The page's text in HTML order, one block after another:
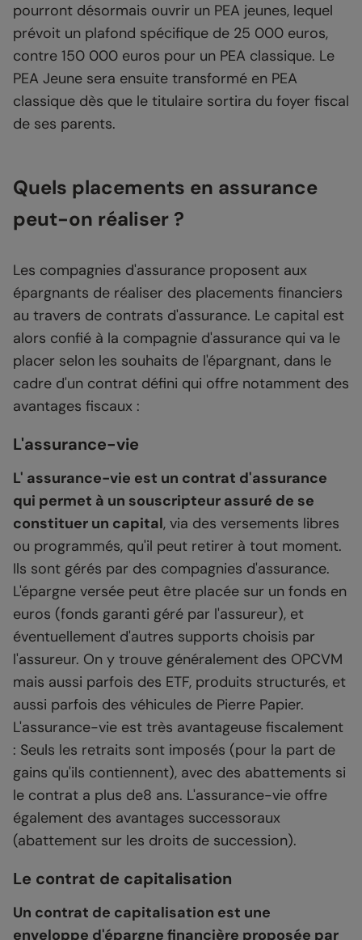
pourront désormais ouvrir un PEA jeunes, lequel
prévoit un plafond spécifique de 25 000 euros,
contre 150 000 euros pour un PEA classique. Le
PEA Jeune sera ensuite transformé en PEA
classique dès que le titulaire sortira du foyer fiscal
de ses parents.
Quels placements en assurance
peut-on réaliser ?
Les compagnies d'assurance proposent aux
épargnants de réaliser des placements financiers
au travers de contrats d'assurance. Le capital est
alors confié à la compagnie d'assurance qui va le
placer selon les souhaits de l'épargnant, dans le
cadre d'un contrat défini qui offre notamment des
avantages fiscaux :
L'assurance-vie
L' assurance-vie est un contrat d'assurance
qui permet à un souscripteur assuré de se
constituer un capital, via des versements libres
ou programmés, qu'il peut retirer à tout moment.
Ils sont gérés par des compagnies d'assurance.
L'épargne versée peut être placée sur un fonds en
euros (fonds garanti géré par l'assureur), et
éventuellement d'autres supports choisis par
l'assureur. On y trouve généralement des OPCVM
mais aussi parfois des ETF, produits structurés, et
aussi parfois des véhicules de Pierre Papier.
L'assurance-vie est très avantageuse fiscalement
: Seuls les retraits sont imposés (pour la part de
gains qu'ils contiennent), avec des abattements si
le contrat a plus de8 ans. L'assurance-vie offre
également des avantages successoraux
(abattement sur les droits de succession).
Le contrat de capitalisation
Un contrat de capitalisation est une
enveloppe d'épargne financière proposée par